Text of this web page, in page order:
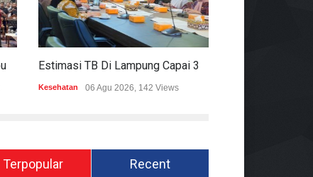
Kesehatan 06 Agu 2026, 142 Views
Terpopular Recent